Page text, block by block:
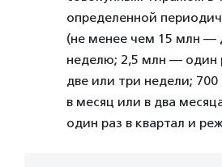
определенной
(не менее чем 15 млн —
неделю; 2,5 млн — один
две или три недели;
в месяц или в два
один раз в квартал и